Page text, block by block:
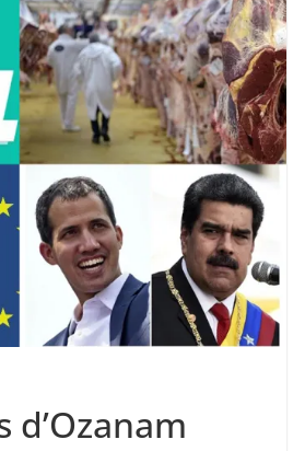
d’Ozanam